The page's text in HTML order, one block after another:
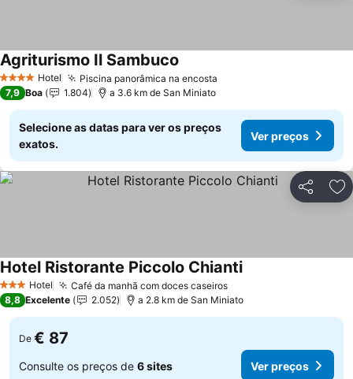
4 EstrelasHotel Piscina panorâmica na encosta
Agriturismo Il Sambuco
7,9 Boa 1.804 a 3.6 km de San Miniato
Selecione as datas para ver os preços
exatos.
Ver preços
Partilhar
3 EstrelasHotel Café da manhã com doces caseiros
Hotel Ristorante Piccolo Chianti
8,8 Excelente 2.052 a 2.8 km de San Miniato
De € 87
Consulte os preços de 6 sites Ver preços